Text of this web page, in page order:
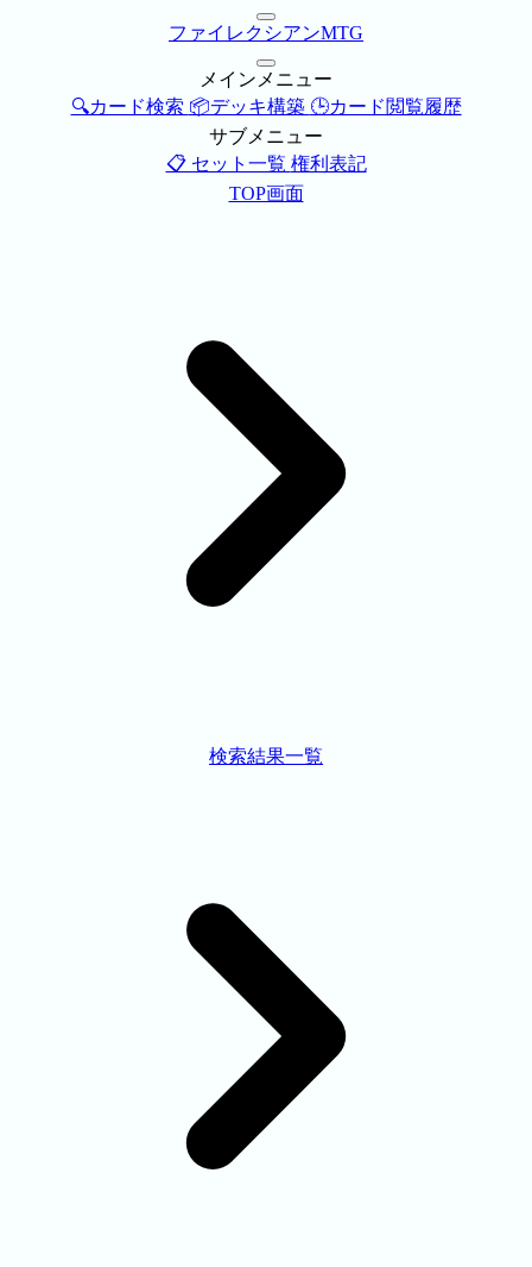
ファイレクシアンMTG
メインメニュー
🔍カード検索 📦デッキ構築 🕒カード閲覧履歴
サブメニュー
📋 セット一覧 権利表記
TOP画面
検索結果一覧